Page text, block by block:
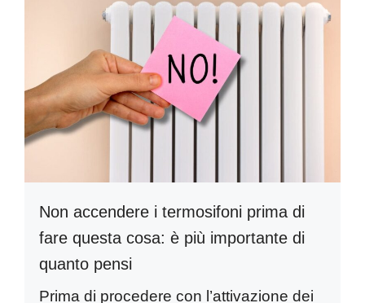
Non accendere i termosifoni prima di
fare questa cosa: è più importante di
quanto pensi
Prima di procedere con l’attivazione dei